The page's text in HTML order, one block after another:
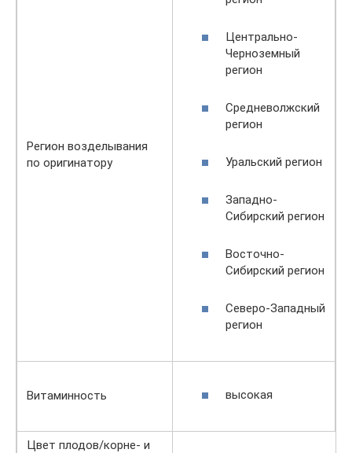
Регион возделывания
по оригинатору
Центрально-
Черноземный
регион
Средневолжский
регион
Уральский регион
Западно-
Сибирский регион
Восточно-
Сибирский регион
Северо-Западный
регион
Витаминность высокая
Цвет плодов/корне- и